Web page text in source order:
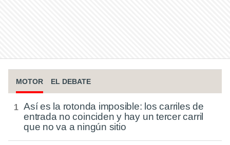
MOTOR EL DEBATE
Así es la rotonda imposible: los carriles de
entrada no coinciden y hay un tercer carril
que no va a ningún sitio